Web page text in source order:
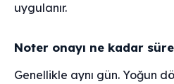
uygulanır.
Noter onayı ne kadar
Genellikle aynı gün. Yoğun